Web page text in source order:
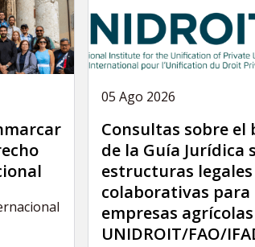
05 Ago 2026
Consultas sobre el
de la Guía Jurídica
estructuras legales
colaborativas para
empresas
UNIDROIT/FAO/